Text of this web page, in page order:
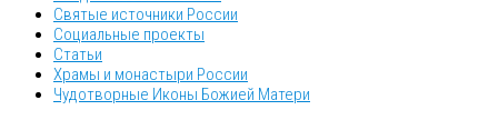
Святые источники России
Социальные проекты
Статьи
Храмы и монастыри России
Чудотворные Иконы Божией Матери